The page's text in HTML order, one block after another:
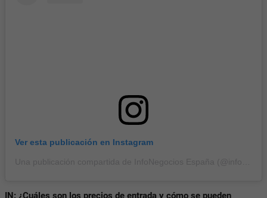
Ver esta publicación en Instagram